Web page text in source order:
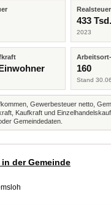
433
2023
160
Stand
Gewerbesteuer netto,
Kaufkraft und
Gemeindedaten.
der Gemeinde